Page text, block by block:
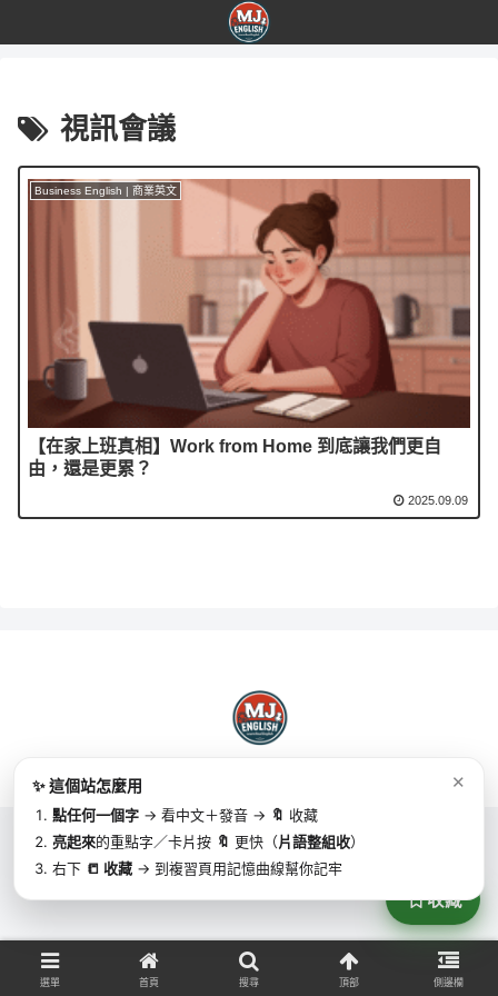
視訊會議
Business English | 商業英文
【在家上班真相】Work from Home 到底讓我們更自
由，還是更累？
2025.09.09
Copyright © 2025 MJ英語 | MJ English All Rights Reserved.
選單 首頁 搜尋 頂部 側邊欄
收藏
✨ 這個站怎麼用
點任何一個字 → 看中文＋發音 → 🔖 收藏
亮起來的重點字／卡片按 🔖 更快（片語整組收）
右下 📒 收藏 → 到複習頁用記憶曲線幫你記牢
✕